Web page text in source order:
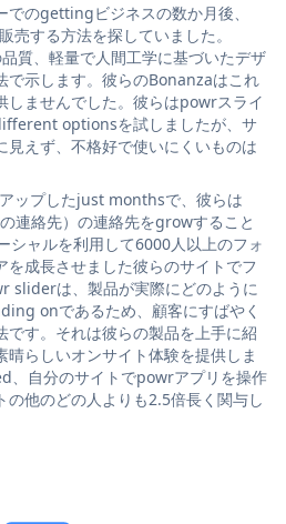
のgettingビジネスの数か月後、
する方法を探していました。
質、軽量で人間工学に基づいたデザ
で示します。彼らのBonanzaはこれ
しませんでした。彼らはpowrスライ
optionsを試しましたが、サ
見えず、不格好で使いにくいものは
ップしたjust monthsで、彼らは
連絡先）の連絡先をgrowすること
ャルを利用して6000人以上のフォ
を成長させました彼らのサイトでフ
sliderは、製品が実際にどのように
onであるため、顧客にすばやく
です。それは彼らの製品を上手に紹
らしいオンサイト体験を提供しま
、自分のサイトでpowrアプリを操作
の他のどの人よりも2.5倍長く関与し